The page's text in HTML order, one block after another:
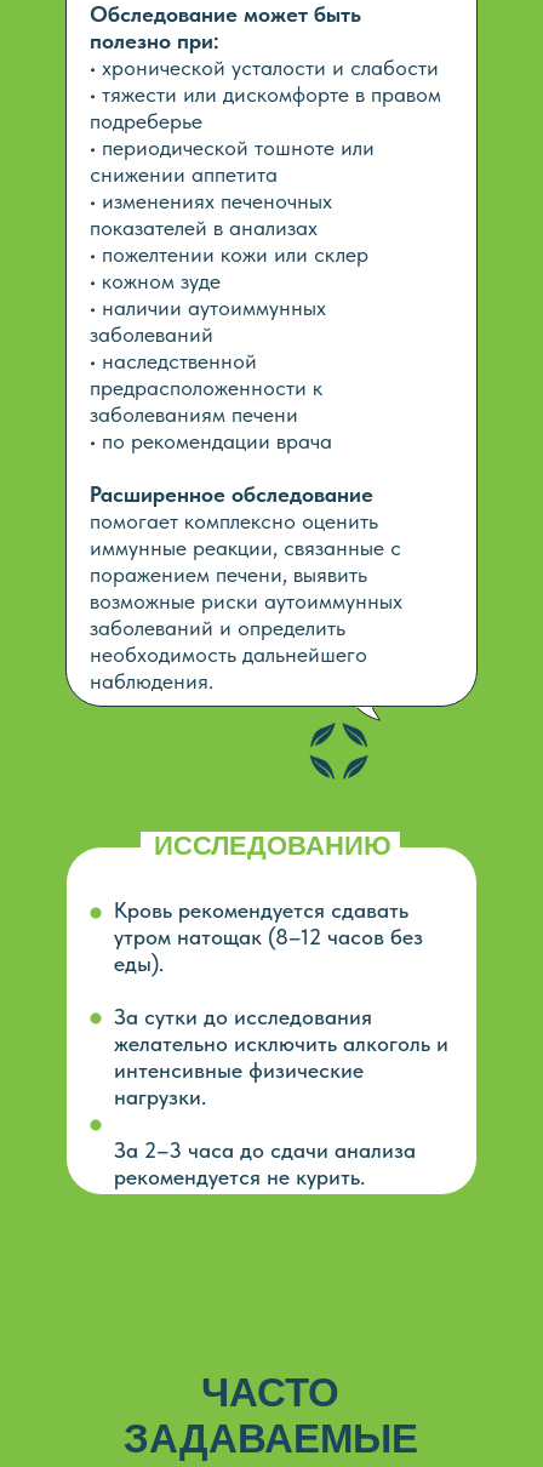
Обследование может быть
полезно при:
• хронической усталости и слабости
• тяжести или дискомфорте в правом
подреберье
• периодической тошноте или
снижении аппетита
• изменениях печеночных
показателей в анализах
• пожелтении кожи или склер
• кожном зуде
• наличии аутоиммунных
заболеваний
• наследственной
предрасположенности к
заболеваниям печени
• по рекомендации врача
Расширенное обследование
помогает комплексно оценить
иммунные реакции, связанные с
поражением печени, выявить
возможные риски аутоиммунных
заболеваний и определить
необходимость дальнейшего
наблюдения.
Кровь рекомендуется сдавать
утром натощак (8–12 часов без
еды).
За сутки до исследования
желательно исключить алкоголь и
интенсивные физические
нагрузки.
За 2–3 часа до сдачи анализа
рекомендуется не курить.
ИССЛЕДОВАНИЮ
ЧАСТО
ЗАДАВАЕМЫЕ